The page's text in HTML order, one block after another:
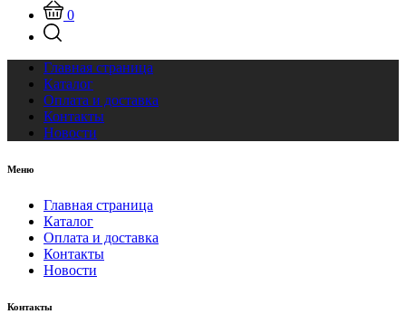
0
Главная страница
Каталог
Оплата и доставка
Контакты
Новости
Меню
Главная страница
Каталог
Оплата и доставка
Контакты
Новости
Контакты